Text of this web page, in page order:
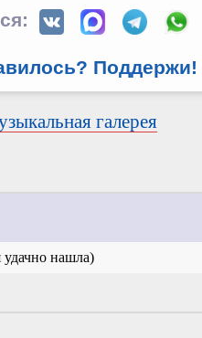
Поддержи!
галерея
удачно нашла)